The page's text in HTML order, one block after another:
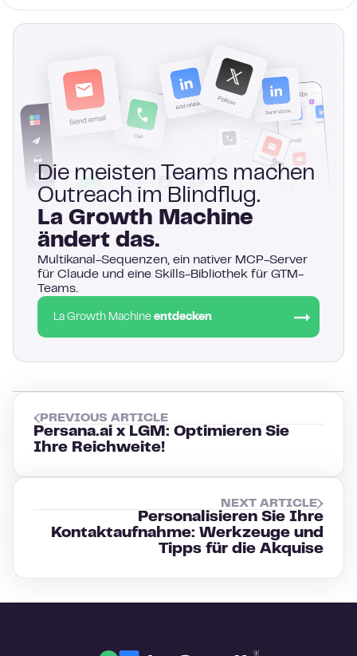
Die meisten Teams machen
Outreach im Blindflug.
La Growth Machine
ändert das.
Multikanal-Sequenzen, ein nativer MCP-Server
für Claude und eine Skills-Bibliothek für GTM-
Teams.
La Growth Machine entdecken
PREVIOUS ARTICLE
Persana.ai x LGM: Optimieren Sie
Ihre Reichweite!
NEXT ARTICLE
Personalisieren Sie Ihre
Kontaktaufnahme: Werkzeuge und
Tipps für die Akquise